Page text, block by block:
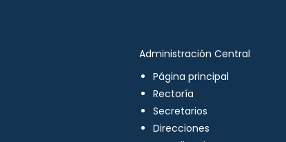
Administración Central
Página principal
Rectoría
Secretarios
Direcciones